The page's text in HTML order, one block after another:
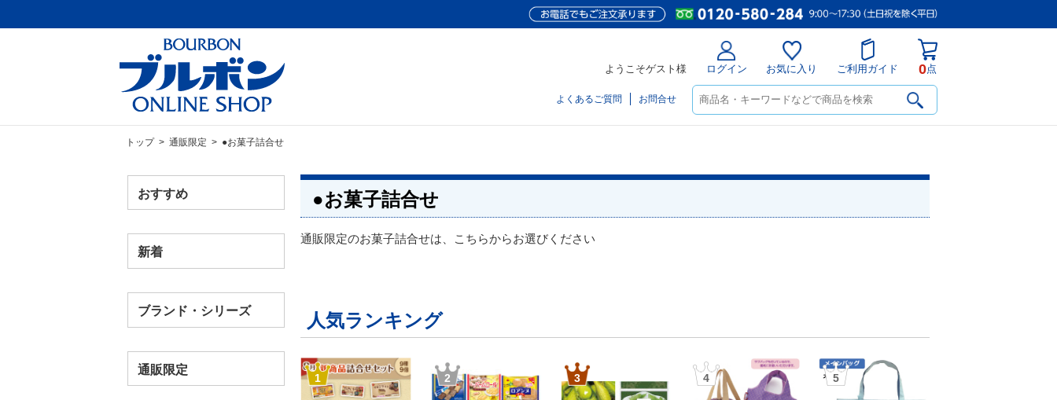
ようこそゲスト様 ログイン お気に入り ご利用ガイド 0点
よくあるご質問 お問合せ
トップ> 通販限定 > ●お菓子詰合せ
おすすめ
新着
ブランド・シリーズ
通販限定
●お菓子詰合せ
通販限定のお菓子詰合せは、こちらからお選びください
人気ランキング
1 2 3 4 5